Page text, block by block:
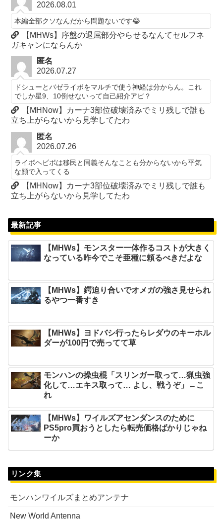
2026.08.01
本編全部クソなんだから問題ないです😂
【MHWs】序盤の退屈部分やらせるなんてセルフネ
ガキャンにならんか
匿名
2026.07.27
ドシューとバゼライボをマルチで使う神経は分からん。これ
でしか星9、10倒せないって自己紹介アピ？
【MHNow】カーナ3部位破壊済みでミリ残しで誰も
立ち上がらないから見学してたわ
匿名
2026.07.26
ライボヘビボは移民と同義そんなことも分からないから平気
な顔で入ってくる
【MHNow】カーナ3部位破壊済みでミリ残しで誰も
立ち上がらないから見学してたわ
最新記事
【MHWs】モンスター一体作るコストが大きく
なっている昨今でこそ亜種に頼るべきだよな
【MHWs】鍔迫り合いでオメガの強さ見せられ
るやつ一番すき
【MHWs】ヨドバシ行ったらレダウのキーホル
ダーが100円で売ってて草
モンハンの操虫棍「スリンガー取って…猟虫強
化して…エキス取って… よし、戦うぞ」←こ
れ
【MHWs】ワイルズアセンダンスのために
PS5pro買おうとしたら転売価格ばかりじゃね
ーか
リンク集
モンハンワイルズまとめアンテナ
New World Antenna